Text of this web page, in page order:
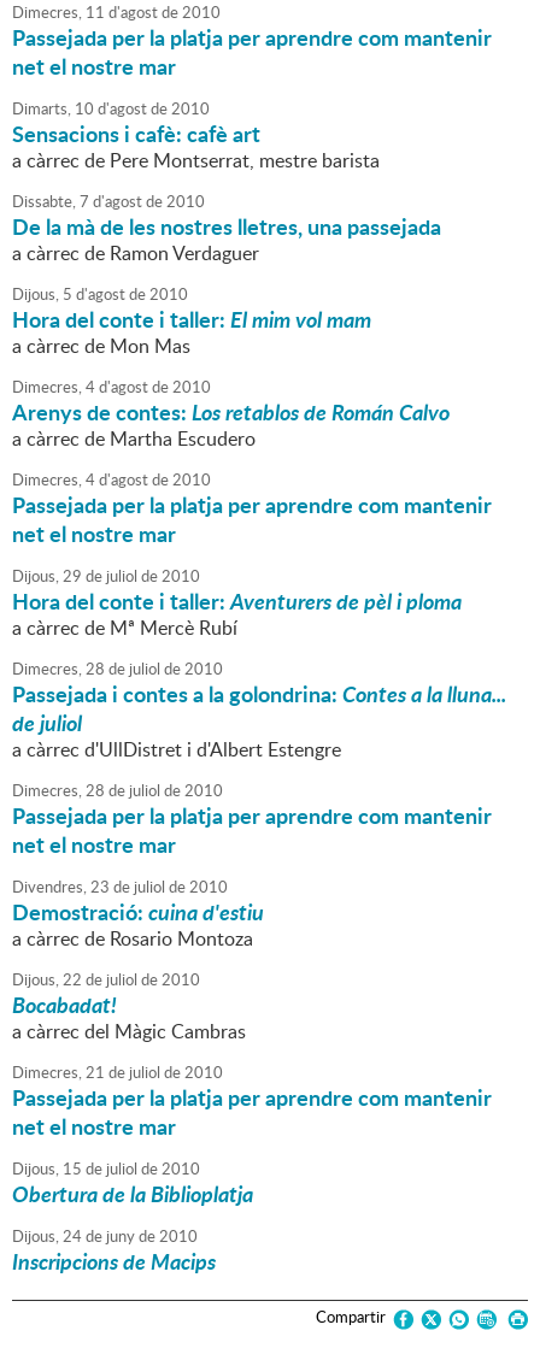
Dimecres, 11 d'agostde2010
Passejada per la platja per aprendre com mantenir
net el nostre mar
Dimarts, 10 d'agostde2010
Sensacions i cafè: cafè art
a càrrec de Pere Montserrat, mestre barista
Dissabte,7 d'agostde2010
De la mà de les nostres lletres, una passejada
a càrrec de Ramon Verdaguer
Dijous, 5 d'agostde2010
Hora del conte i taller:El mim vol mam
a càrrec de Mon Mas
Dimecres,4d'agostde2010
Arenys de contes:Los retablos de Román Calvo
a càrrec de Martha Escudero
Dimecres,4d'agostde2010
Passejada per la platja per aprendre com mantenir
net el nostre mar
Dijous,29 de juliol de2010
Hora del conte i taller:Aventurers de pèl i ploma
a càrrec de Mª Mercè Rubí
Dimecres,28 de juliol de2010
Passejada i contes a la golondrina:Contes a la lluna...
de juliol
a càrrec d'UllDistret i d'Albert Estengre
Dimecres,28 de juliol de2010
Passejada per la platja per aprendre com mantenir
net el nostre mar
Divendres,23 de juliol de2010
Demostració:cuina d'estiu
a càrrec de Rosario Montoza
Dijous,22 de juliol de2010
Bocabadat!
a càrrec del Màgic Cambras
Dimecres,21 de juliol de2010
Passejada per la platja per aprendre com mantenir
net el nostre mar
Dijous, 15 de juliol de2010
Obertura de la Biblioplatja
Dijous,24de junyde2010
Inscripcions de Macips
Compartir